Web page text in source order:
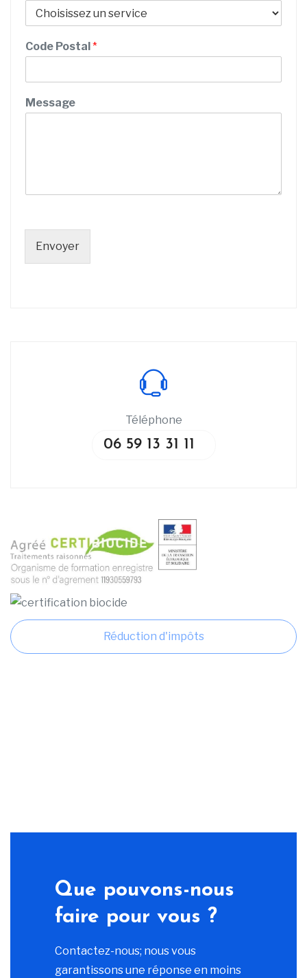
Code Postal*
Message
Envoyer
Téléphone
06 59 13 31 11
Réduction d'impôts
Que pouvons-nous
faire pour vous ?
Contactez-nous; nous vous
garantissons une réponse en moins